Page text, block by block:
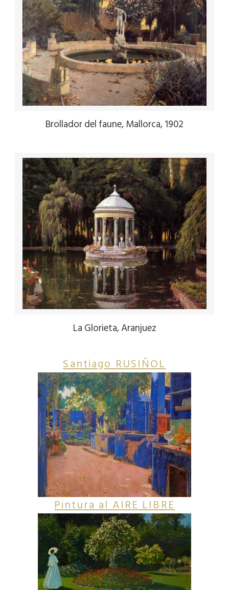
Brollador del faune, Mallorca, 1902
La Glorieta, Aranjuez
Santiago RUSIÑOL
Pintura al AIRE LIBRE